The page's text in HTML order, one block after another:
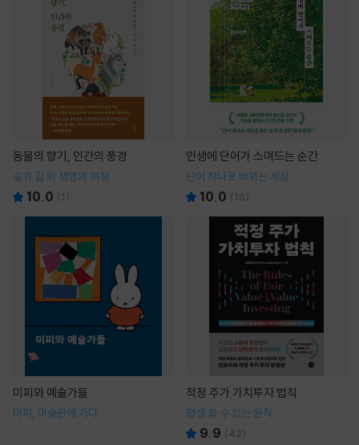
동물의 향기, 인간의 풍경
숲과 길 위 생명의 여정
10.0 (1 )
인생에 단어가 스며드는 순간
단어 하나로 바뀌는 세상
10.0 (16)
미피와 예술가들
미피, 미술관에 가다
적정 주가 가치투자 법칙
평생 쓸 수 있는 원칙
9.9 (42)